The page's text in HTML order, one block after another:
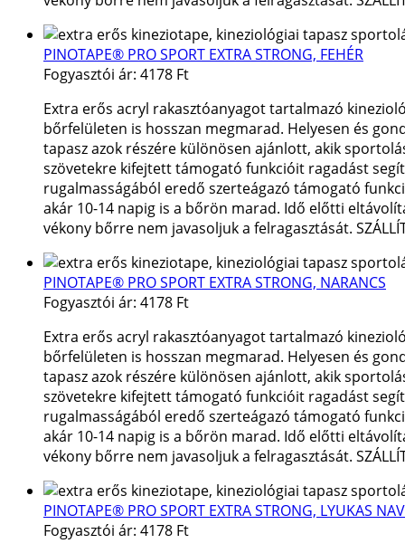
PINOTAPE® PRO SPORT EXTRA STRONG, FEHÉR
Fogyasztói ár: 4178 Ft
Extra erős acryl rakasztóanyagot tartalmazó
bőrfelületen is hosszan megmarad. Helyesen és
tapasz azok részére különösen ajánlott, akik
szövetekre kifejtett támogató funkcióit ragadást
rugalmasságából eredő szerteágazó támogató
akár 10-14 napig is a bőrön marad. Idő előtti
vékony bőrre nem javasoljuk a felragasztását.
PINOTAPE® PRO SPORT EXTRA STRONG, NARANCS
Fogyasztói ár: 4178 Ft
Extra erős acryl rakasztóanyagot tartalmazó
bőrfelületen is hosszan megmarad. Helyesen és
tapasz azok részére különösen ajánlott, akik
szövetekre kifejtett támogató funkcióit ragadást
rugalmasságából eredő szerteágazó támogató
akár 10-14 napig is a bőrön marad. Idő előtti
vékony bőrre nem javasoljuk a felragasztását.
PINOTAPE® PRO SPORT EXTRA STRONG, LYUKAS
Fogyasztói ár: 4178 Ft